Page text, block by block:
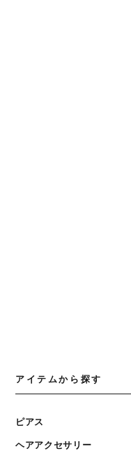
アイテムから探す
ピアス
ヘアアクセサリー